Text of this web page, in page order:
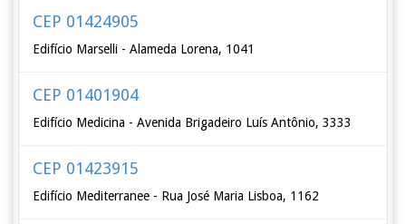
CEP 01424905
Edifício Marselli - Alameda Lorena, 1041
CEP 01401904
Edifício Medicina - Avenida Brigadeiro Luís Antônio, 3333
CEP 01423915
Edifício Mediterranee - Rua José Maria Lisboa, 1162